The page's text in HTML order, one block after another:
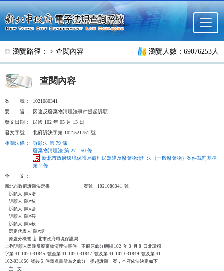
跳至主要內容
瀏覽路徑： > 查閱內容 瀏覽人數：69076253人
查閱內容
案 號：
1021080341
要
旨：
因違反廢棄物清理法事件提起訴願
發文日期：
民國 102 年 05 月 13 日
發文字號：
北府訴決字第 1021521751 號
相關法條 ：
訴願法 第 79 條
廢棄物清理法 第 27、50 條
新北市政府環境保護局處理民眾違反廢棄物清理法（一般廢棄物）案件裁罰基準
第 2 條
全
文：
新北市政府訴願決定書                                  案號：1021080341  號
    訴願人  陳○培
    訴願人  陳○炫
    訴願人  陳○塘
    訴願人  陳○芬
    訴願人  陳○毅
    選定代表人  陳○塘
    原處分機關  新北市政府環境保護局
上列訴願人因違反廢棄物清理法事件，不服原處分機關 102  年 3  月 8  日北環稽
字第 41-102-031845  號至第 41-102-031847  號及第 41-102-031849  號及第 41-
102-031850  號共 5  件裁處書所為之處分，提起訴願一案，本府依法決定如下：
    主    文